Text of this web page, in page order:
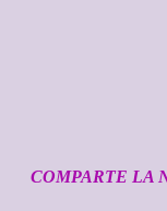
COMPARTE LA